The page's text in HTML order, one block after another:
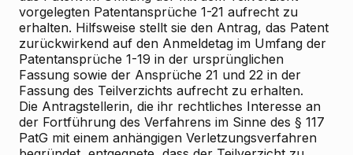
vorgelegten Patentansprüche 1-21 aufrecht zu
erhalten. Hilfsweise stellt sie den Antrag, das Patent
zurückwirkend auf den Anmeldetag im Umfang der
Patentansprüche 1-19 in der ursprünglichen
Fassung sowie der Ansprüche 21 und 22 in der
Fassung des Teilverzichts aufrecht zu erhalten.
Die Antragstellerin, die ihr rechtliches Interesse an
der Fortführung des Verfahrens im Sinne des § 117
PatG mit einem anhängigen Verletzungsverfahren